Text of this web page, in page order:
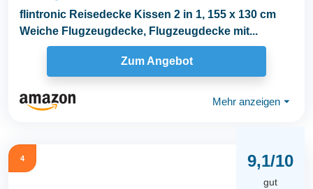
flintronic Reisedecke Kissen 2 in 1, 155 x 130 cm
Weiche Flugzeugdecke, Flugzeugdecke mit...
Zum Angebot
Mehr anzeigen ⏷
4 9,1/10
gut